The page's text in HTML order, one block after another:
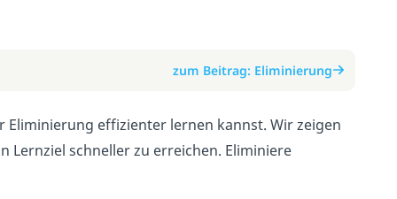
zum Beitrag: Eliminierung
effizienter lernen kannst. Wir zeigen
schneller zu erreichen. Eliminiere